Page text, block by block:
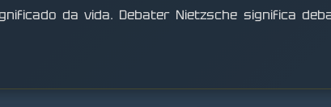
da vida. Debater Nietzsche significa